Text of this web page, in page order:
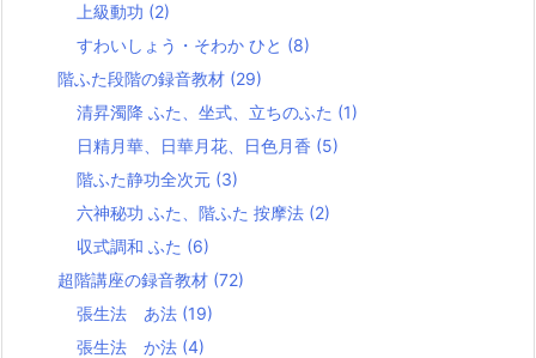
上級動功 (2)
すわいしょう・そわか ひと (8)
階ふた段階の録音教材 (29)
清昇濁降 ふた、坐式、立ちのふた (1)
日精月華、日華月花、日色月香 (5)
階ふた静功全次元 (3)
六神秘功 ふた、階ふた 按摩法 (2)
収式調和 ふた (6)
超階講座の録音教材 (72)
張生法 あ法 (19)
張生法 か法 (4)